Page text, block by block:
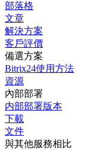
部落格
文章
解決方案
客戶評價
備選方案
Bitrix24使用方法
資源
內部部署
内部部署版本
下載
文件
與其他服務相比